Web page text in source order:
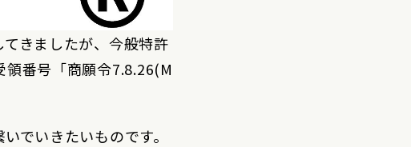
きましたが、今般特許
番号「商願令7.8.26(M
でいきたいものです。